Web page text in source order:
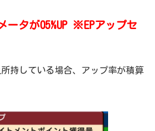
ータが05%UP ※EPアップセ
持している場合、アップ率が積算